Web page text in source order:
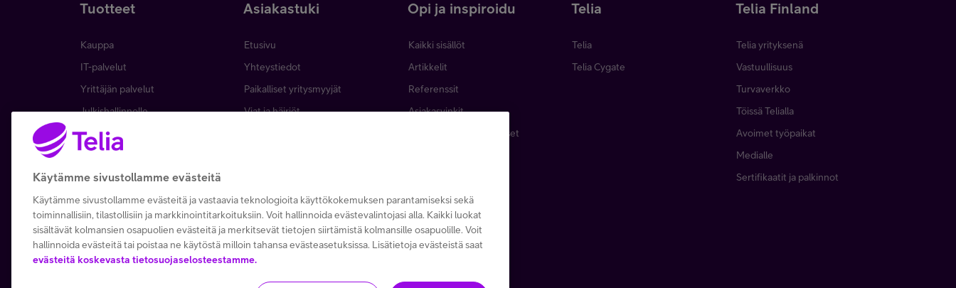
Tuotteet
Kauppa
IT-palvelut
Yrittäjän palvelut
Julkishallinnolle
Wholesale
5G yrityksille
Microsoft 365
Apple yrityksille
Asiakastuki
Etusivu
Yhteystiedot
Paikalliset yritysmyyjät
Viat ja häiriöt
Opi ja inspiroidu
Kaikki sisällöt
Artikkelit
Referenssit
Asiakasvinkit
Webinaarit ja koulutukset
Tapahtumat
Telia
Telia
Telia Cygate
Telia Finland
Telia yrityksenä
Vastuullisuus
Turvaverkko
Töissä Telialla
Avoimet työpaikat
Medialle
Sertifikaatit ja palkinnot
Käytämme sivustollamme evästeitä
Käytämme sivustollamme evästeitä ja vastaavia teknologioita käyttökokemuksen parantamiseksi sekä
toiminnallisiin, tilastollisiin ja markkinointitarkoituksiin. Voit hallinnoida evästevalintojasi alla. Kaikki luokat
sisältävät kolmansien osapuolien evästeitä ja merkitsevät tietojen siirtämistä kolmansille osapuolille. Voit
hallinnoida evästeitä tai poistaa ne käytöstä milloin tahansa evästeasetuksissa. Lisätietoja evästeistä saat
evästeitä koskevasta tietosuojaselosteestamme.